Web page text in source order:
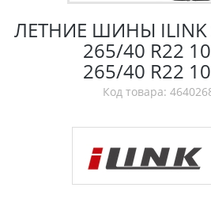
ЛЕТНИЕ ШИНЫ ILINK
265/40 R22
265/40 R22
Код товара: